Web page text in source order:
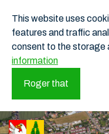
This website uses
features and traffic
consent to the storage
information
Roger that